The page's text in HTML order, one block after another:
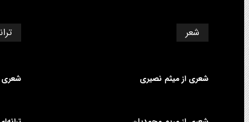
شعر
شعری از میثم نصیری شعری